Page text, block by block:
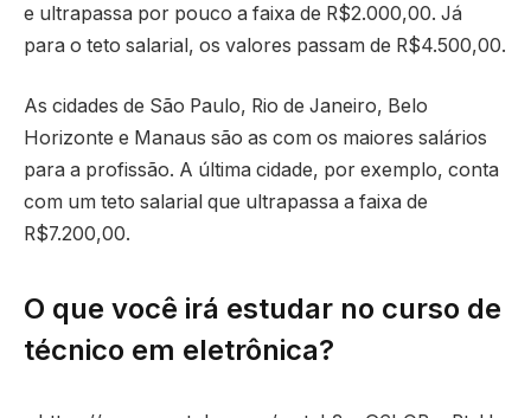
e ultrapassa por pouco a faixa de R$2.000,00. Já
para o teto salarial, os valores passam de R$4.500,00.
As cidades de São Paulo, Rio de Janeiro, Belo
Horizonte e Manaus são as com os maiores salários
para a profissão. A última cidade, por exemplo, conta
com um teto salarial que ultrapassa a faixa de
R$7.200,00.
O que você irá estudar no curso de
técnico em eletrônica?